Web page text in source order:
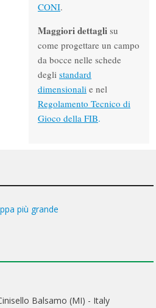
CONI.
Maggiori dettagli su
come progettare un campo
da bocce nelle schede
degli standard
dimensionali e nel
Regolamento Tecnico di
Gioco della FIB.
Balsamo (MI) - Italy